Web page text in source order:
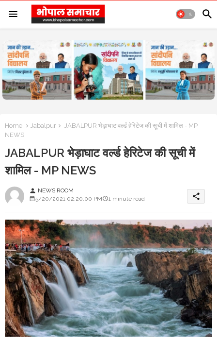
Home Jabalpur
JABALPUR भेड़ाघाट वर्ल्ड हेरिटेज की सूची में शामिल - MP
NEWS
JABALPUR भेड़ाघाट वर्ल्ड हेरिटेज की सूची में
शामिल - MP NEWS
person NEWS ROOM
5/20/2021 02:20:00 PM
1 minute read share